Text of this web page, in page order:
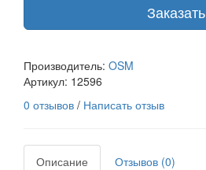
Заказать
Производитель: OSM
Артикул: 12596
0 отзывов / Написать отзыв
Описание
Отзывов (0)